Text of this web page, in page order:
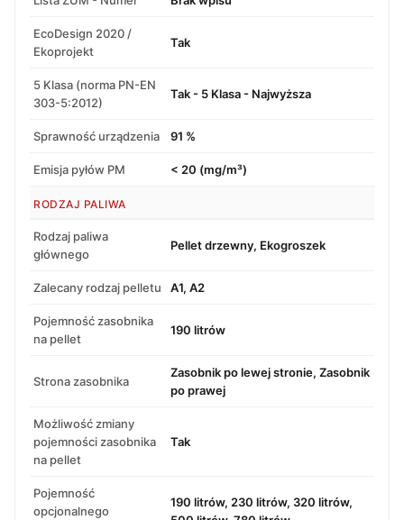
EcoDesign 2020 /
Ekoprojekt
Tak
5 Klasa (norma PN-EN
303-5:2012)
Tak - 5 Klasa - Najwyższa
Sprawność urządzenia 91 %
Emisja pyłów PM < 20 (mg/m³)
RODZAJ PALIWA
Rodzaj paliwa
głównego
Pellet drzewny, Ekogroszek
Zalecany rodzaj pelletu A1, A2
Pojemność zasobnika
na pellet
190 litrów
Strona zasobnika
Zasobnik po lewej stronie, Zasobnik
po prawej
Możliwość zmiany
pojemności zasobnika
na pellet
Tak
Pojemność
opcjonalnego
190 litrów, 230 litrów, 320 litrów,